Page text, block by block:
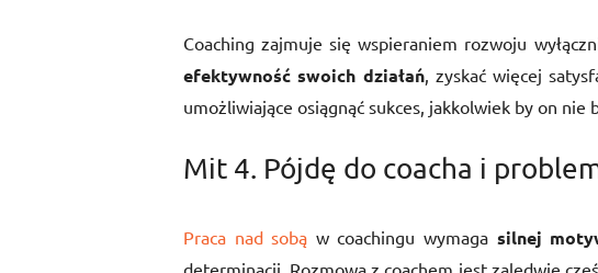
Coaching zajmuje się wspieraniem rozwoju
efektywność swoich działań, zyskać więcej
umożliwiające osiągnąć sukces, jakkolwiek by on nie
Mit 4. Pójdę do coacha i
Praca nad sobą w coachingu wymaga silnej